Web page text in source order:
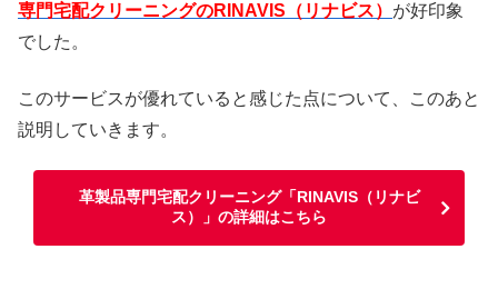
専門宅配クリーニングのRINAVIS（リナビス） が好印象
でした。
このサービスが優れていると感じた点について、このあと
説明していきます。
革製品専門宅配クリーニング「RINAVIS（リナビ
ス）」の詳細はこちら